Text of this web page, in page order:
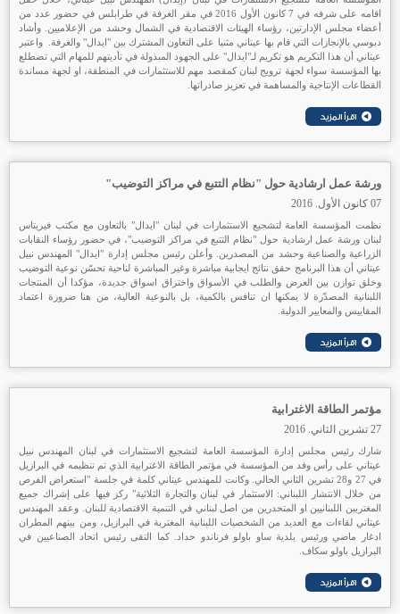
اقامه على شرفه في 7 كانون الأول 2016 في مقر الغرفة في طرابلس في حضور عدد من
أعضاء مجلس الإدارتين، رؤساء الهيئات الاقتصادية في الشمال وحشد من الإعلاميين. وأشاد
دبوسي بالإنجازات التي قام بها عيتاني مثنيا على التعاون المشترك بين "ايدال" والغرفة. واعتبر
عيتاني أن هذا التكريم هو تكريم لـ"ايدال" على الجهود المبذولة في تأديتهم للمهام التي تضطلع
بها المؤسسة سواء لجهة ترويج لبنان كمقصد مهم للاستثمارات في المنطقة، او لجهة مساندة
القطاعات الإنتاجية والمساهمة في تعزيز صادراتها.
ورشة عمل ارشادية حول "نظام التتبع في مراكز التوضيب"
07 كانون الأول. 2016
نظمت المؤسسة العامة لتشجيع الاستثمارات في لبنان "ايدال" بالتعاون مع مكتب فيريتاس
لبنان ورشة عمل ارشادية حول "نظام التتبع في مراكز التوضيب"، في حضور رؤساء النقابات
الزراعية والصناعية وحشد من المصدرين. وأعلن رئيس مجلس إدارة "ايدال" المهندس نبيل
عيتاني أن هذا البرنامج حقق نتائج ايجابية مباشرة وغير المباشرة لناحية تحسّن نوعية التوضيب
وخلق توازن بين العرض والطلب في الأسواق واختراق اسواق جديدة، مؤكدا أن المنتجات
اللبنانية المصدّرة لا يمكنها ان تنافس بالكمية، بل بالنوعية العالية، من هنا ضرورة اعتماد
المقاييس والمعايير الدولية.
مؤتمر الطاقة الاغترابية
27 تشرين الثاني. 2016
شارك رئيس مجلس إدارة المؤسسة العامة لتشجيع الاستثمارات في لبنان المهندس نبيل
عيتاني على رأس وفد من المؤسسة في مؤتمر الطاقة الاغترابية الذي تم تنظيمه في البرازيل
في 27 و28 تشرين الثاني الحالي. وكانت للمهندس عيتاني كلمة في جلسة "استعراض الفرص
من خلال الانتشار اللبناني: الاستثمار في لبنان والتجارة الثلاثية" ركز فيها على إشراك جميع
المغتربين اللبنانيين او المتحدرين من اصل لبناني في التنمية الاقتصادية للبنان. وعقد المهندس
عيتاني لقاءات مع العديد من الشخصيات اللبنانية المغتربة في البرازيل، ومن بينهم المطران
ادغار ماضي ورئيس بلدية ساو باولو فرناندو حداد. كما التقى رئيس اتحاد الصناعيين في
البرازيل باولو سكاف.